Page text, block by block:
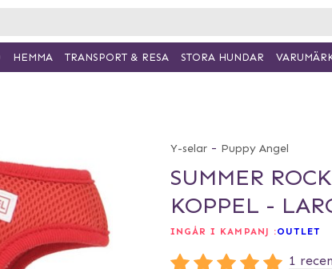
Y-selar - Puppy Angel
SUMMER
KOPPEL -
INGÅR I KAMPANJ :OUTLET
1
HEMMA TRANSPORT & RESA STORA HUNDAR